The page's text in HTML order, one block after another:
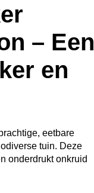
– Een
en
eetbare
tuin. Deze
onderdrukt onkruid